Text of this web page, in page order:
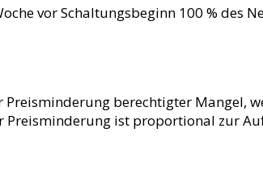
vor Schaltungsbeginn 100 % des
berechtigter Mangel,
ist proportional zur